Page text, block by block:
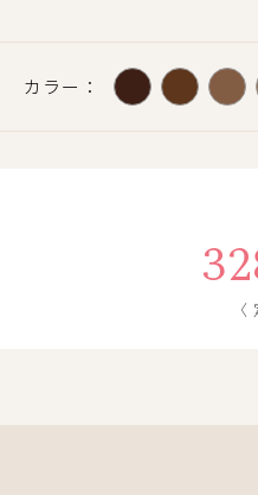
カラー：